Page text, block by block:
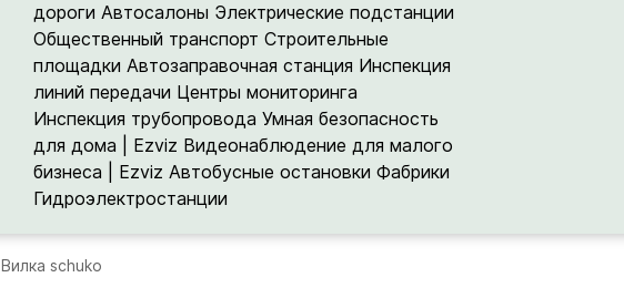
дороги Автосалоны Электрические подстанции
Общественный транспорт Строительные
площадки Автозаправочная станция Инспекция
линий передачи Центры мониторинга
Инспекция трубопровода Умная безопасность
для дома | Ezviz Видеонаблюдение для малого
бизнеса | Ezviz Автобусные остановки Фабрики
Гидроэлектростанции
Вилка schuko